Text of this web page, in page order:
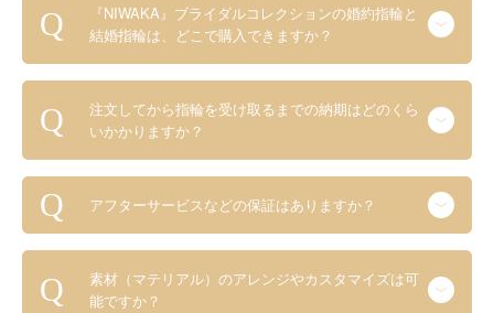
『NIWAKA』ブライダルコレクションの婚約指輪と
結婚指輪は、どこで購入できますか？
注文してから指輪を受け取るまでの納期はどのくら
いかかりますか？
アフターサービスなどの保証はありますか？
素材（マテリアル）のアレンジやカスタマイズは可
能ですか？